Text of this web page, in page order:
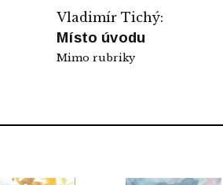
Vladimír Tichý:
Místo úvodu
Mimo rubriky